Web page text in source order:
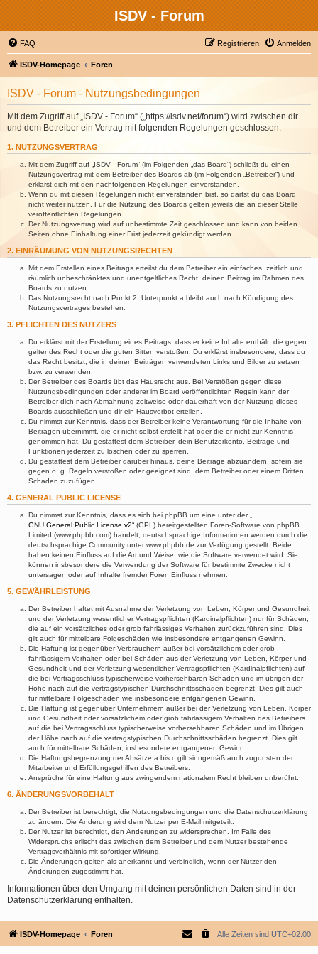
ISDV - Forum
FAQ Anmelden
Registrieren
ISDV-Homepage Foren
ISDV - Forum - Nutzungsbedingungen
Mit dem Zugriff auf „ISDV - Forum“ („https://isdv.net/forum“) wird zwischen dir
und dem Betreiber ein Vertrag mit folgenden Regelungen geschlossen:
1. NUTZUNGSVERTRAG
Mit dem Zugriff auf „ISDV - Forum“ (im Folgenden „das Board“) schließt du einen
Nutzungsvertrag mit dem Betreiber des Boards ab (im Folgenden „Betreiber“) und
erklärst dich mit den nachfolgenden Regelungen einverstanden.
Wenn du mit diesen Regelungen nicht einverstanden bist, so darfst du das Board
nicht weiter nutzen. Für die Nutzung des Boards gelten jeweils die an dieser Stelle
veröffentlichten Regelungen.
Der Nutzungsvertrag wird auf unbestimmte Zeit geschlossen und kann von beiden
Seiten ohne Einhaltung einer Frist jederzeit gekündigt werden.
2. EINRÄUMUNG VON NUTZUNGSRECHTEN
Mit dem Erstellen eines Beitrags erteilst du dem Betreiber ein einfaches, zeitlich und
räumlich unbeschränktes und unentgeltliches Recht, deinen Beitrag im Rahmen des
Boards zu nutzen.
Das Nutzungsrecht nach Punkt 2, Unterpunkt a bleibt auch nach Kündigung des
Nutzungsvertrages bestehen.
3. PFLICHTEN DES NUTZERS
Du erklärst mit der Erstellung eines Beitrags, dass er keine Inhalte enthält, die gegen
geltendes Recht oder die guten Sitten verstoßen. Du erklärst insbesondere, dass du
das Recht besitzt, die in deinen Beiträgen verwendeten Links und Bilder zu setzen
bzw. zu verwenden.
Der Betreiber des Boards übt das Hausrecht aus. Bei Verstößen gegen diese
Nutzungsbedingungen oder anderer im Board veröffentlichten Regeln kann der
Betreiber dich nach Abmahnung zeitweise oder dauerhaft von der Nutzung dieses
Boards ausschließen und dir ein Hausverbot erteilen.
Du nimmst zur Kenntnis, dass der Betreiber keine Verantwortung für die Inhalte von
Beiträgen übernimmt, die er nicht selbst erstellt hat oder die er nicht zur Kenntnis
genommen hat. Du gestattest dem Betreiber, dein Benutzerkonto, Beiträge und
Funktionen jederzeit zu löschen oder zu sperren.
Du gestattest dem Betreiber darüber hinaus, deine Beiträge abzuändern, sofern sie
gegen o. g. Regeln verstoßen oder geeignet sind, dem Betreiber oder einem Dritten
Schaden zuzufügen.
4. GENERAL PUBLIC LICENSE
Du nimmst zur Kenntnis, dass es sich bei phpBB um eine unter der „
GNU General Public License v2“ (GPL) bereitgestellten Foren-Software von phpBB
Limited (www.phpbb.com) handelt; deutschsprachige Informationen werden durch die
deutschsprachige Community unter www.phpbb.de zur Verfügung gestellt. Beide
haben keinen Einfluss auf die Art und Weise, wie die Software verwendet wird. Sie
können insbesondere die Verwendung der Software für bestimmte Zwecke nicht
untersagen oder auf Inhalte fremder Foren Einfluss nehmen.
5. GEWÄHRLEISTUNG
Der Betreiber haftet mit Ausnahme der Verletzung von Leben, Körper und Gesundheit
und der Verletzung wesentlicher Vertragspflichten (Kardinalpflichten) nur für Schäden,
die auf ein vorsätzliches oder grob fahrlässiges Verhalten zurückzuführen sind. Dies
gilt auch für mittelbare Folgeschäden wie insbesondere entgangenen Gewinn.
Die Haftung ist gegenüber Verbrauchern außer bei vorsätzlichem oder grob
fahrlässigem Verhalten oder bei Schäden aus der Verletzung von Leben, Körper und
Gesundheit und der Verletzung wesentlicher Vertragspflichten (Kardinalpflichten) auf
die bei Vertragsschluss typischerweise vorhersehbaren Schäden und im übrigen der
Höhe nach auf die vertragstypischen Durchschnittsschäden begrenzt. Dies gilt auch
für mittelbare Folgeschäden wie insbesondere entgangenen Gewinn.
Die Haftung ist gegenüber Unternehmern außer bei der Verletzung von Leben, Körper
und Gesundheit oder vorsätzlichem oder grob fahrlässigem Verhalten des Betreibers
auf die bei Vertragsschluss typischerweise vorhersehbaren Schäden und im Übrigen
der Höhe nach auf die vertragstypischen Durchschnittsschäden begrenzt. Dies gilt
auch für mittelbare Schäden, insbesondere entgangenen Gewinn.
Die Haftungsbegrenzung der Absätze a bis c gilt sinngemäß auch zugunsten der
Mitarbeiter und Erfüllungsgehilfen des Betreibers.
Ansprüche für eine Haftung aus zwingendem nationalem Recht bleiben unberührt.
6. ÄNDERUNGSVORBEHALT
Der Betreiber ist berechtigt, die Nutzungsbedingungen und die Datenschutzerklärung
zu ändern. Die Änderung wird dem Nutzer per E-Mail mitgeteilt.
Der Nutzer ist berechtigt, den Änderungen zu widersprechen. Im Falle des
Widerspruchs erlischt das zwischen dem Betreiber und dem Nutzer bestehende
Vertragsverhältnis mit sofortiger Wirkung.
Die Änderungen gelten als anerkannt und verbindlich, wenn der Nutzer den
Änderungen zugestimmt hat.
Informationen über den Umgang mit deinen persönlichen Daten sind in der
Datenschutzerklärung enthalten.
ISDV-Homepage Foren Alle Zeiten sind UTC+02:00